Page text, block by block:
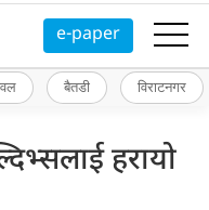
e-paper
बैतडी विराटनगर
हरायो